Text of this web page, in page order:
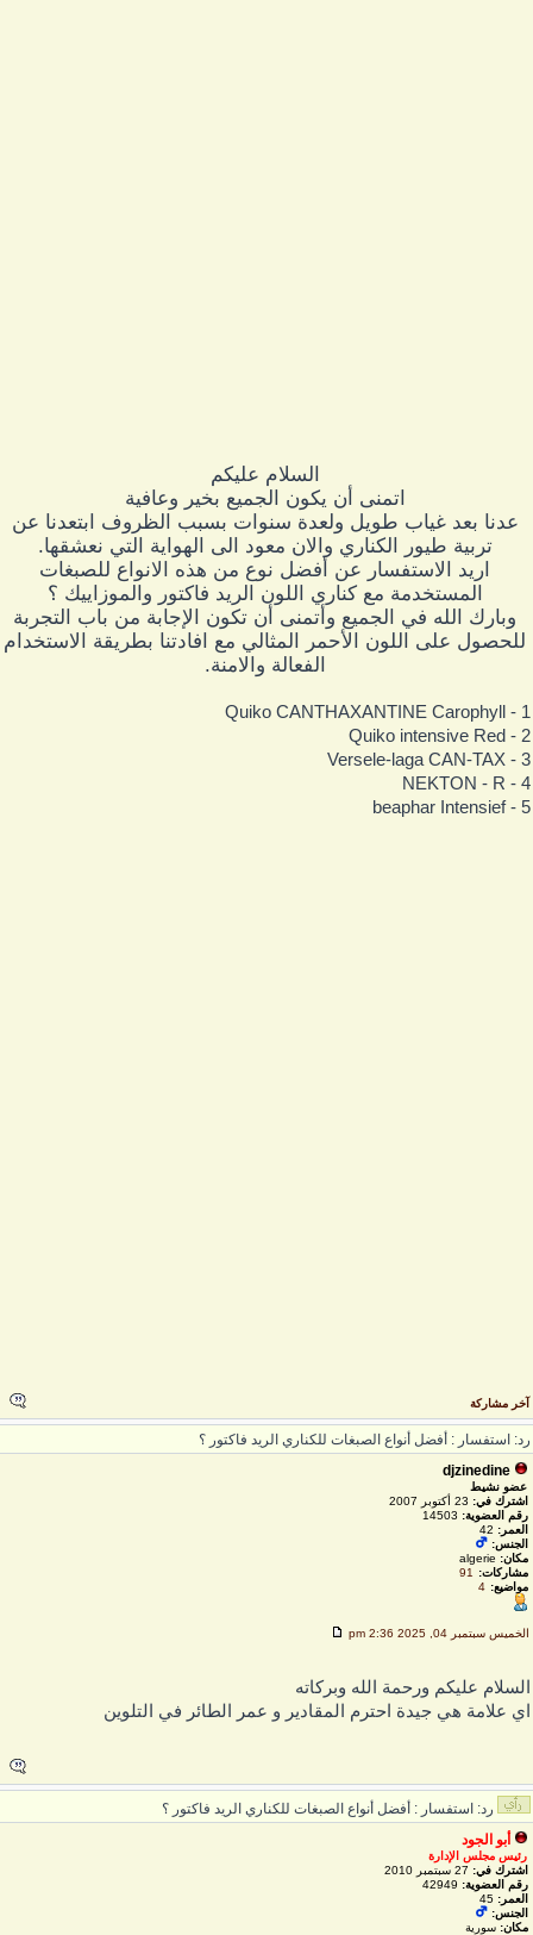
السلام عليكم
اتمنى أن يكون الجميع بخير وعافية
عدنا بعد غياب طويل ولعدة سنوات بسبب الظروف ابتعدنا عن
تربية طيور الكناري والان معود الى الهواية التي نعشقها.
اريد الاستفسار عن أفضل نوع من هذه الانواع للصبغات
المستخدمة مع كناري اللون الريد فاكتور والموزاييك ؟
وبارك الله في الجميع وأتمنى أن تكون الإجابة من باب التجربة
للحصول على اللون الأحمر المثالي مع افادتنا بطريقة الاستخدام
الفعالة والامنة.
1 - Quiko
2 - Quiko
3 - Versele-
4 -
5 -
آخر مشاركة
استفسار : أفضل أنواع الصبغات للكناري الريد فاكتور ؟
djzinedine
عضو نشيط
اشترك في:23 أكتوبر 2007
رقم العضوية:14503
العمر: 42
الجنس:
مكان:algerie
مشاركات:
91
مواضيع:
4
الخميس سبتمبر 04, 2025 2:36 pm
عليكم ورحمة الله وبركاته
علامة هي جيدة احترم المقادير و عمر الطائر في التلوين
رد: استفسار : أفضل أنواع الصبغات للكناري الريد فاكتور ؟
أبو الجود
رئيس مجلس الإدارة
اشترك في:27 سبتمبر 2010
رقم العضوية:42949
العمر: 45
الجنس:
مكان:سورية